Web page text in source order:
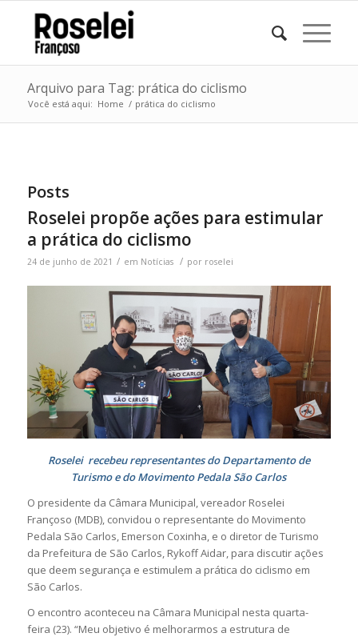
Arquivo para Tag: prática do ciclismo
Você está aqui: Home / prática do ciclismo
Posts
Roselei propõe ações para estimular
a prática do ciclismo
24 de junho de 2021 / em Notícias / por roselei
Roselei recebeu representantes do Departamento de
Turismo e do Movimento Pedala São Carlos
O presidente da Câmara Municipal, vereador Roselei
Françoso (MDB), convidou o representante do Movimento
Pedala São Carlos, Emerson Coxinha, e o diretor de Turismo
da Prefeitura de São Carlos, Rykoff Aidar, para discutir ações
que deem segurança e estimulem a prática do ciclismo em
São Carlos.
O encontro aconteceu na Câmara Municipal nesta quarta-
feira (23). “Meu objetivo é melhorarmos a estrutura de